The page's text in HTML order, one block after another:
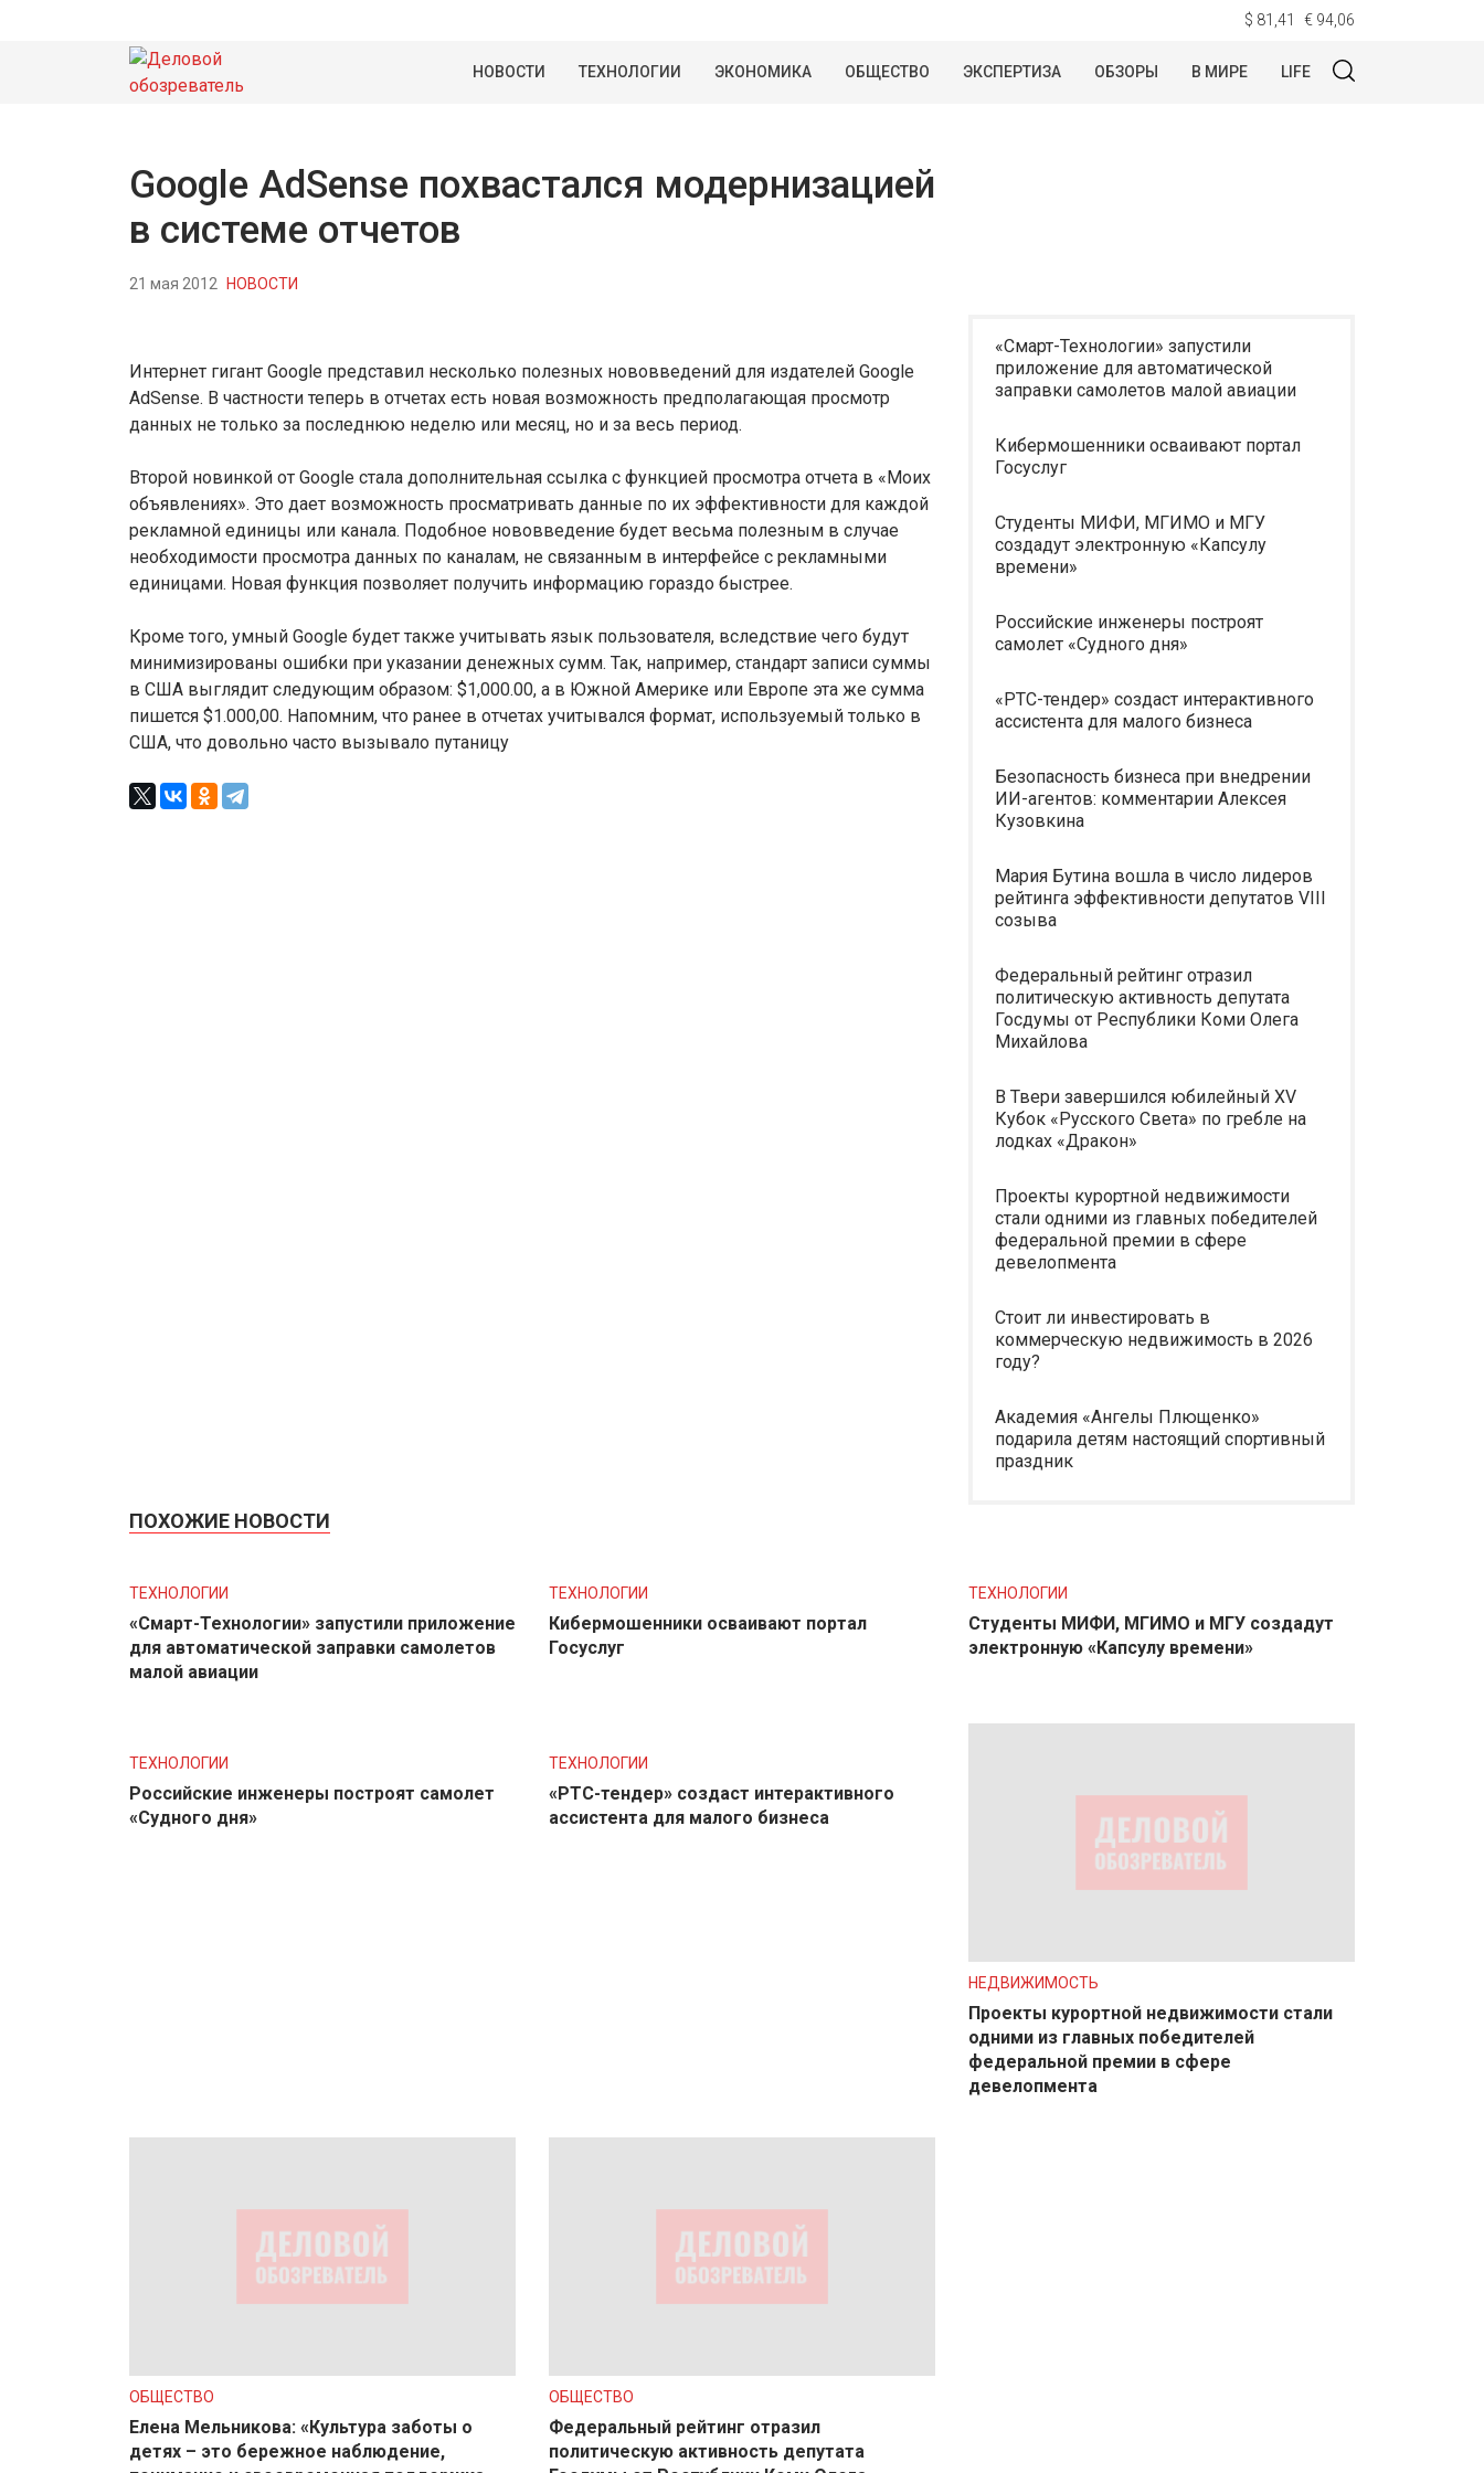
$ 81,41 € 94,06
НОВОСТИ ТЕХНОЛОГИИ ЭКОНОМИКА ОБЩЕСТВО ЭКСПЕРТИЗА ОБЗОРЫ В МИРЕ LIFE
Google AdSense похвастался модернизацией
в системе отчетов
21 мая 2012 НОВОСТИ
Интернет гигант Google представил несколько полезных нововведений для издателей Google
AdSense. В частности теперь в отчетах есть новая возможность предполагающая просмотр
данных не только за последнюю неделю или месяц, но и за весь период.
Второй новинкой от Google стала дополнительная ссылка с функцией просмотра отчета в «Моих
объявлениях». Это дает возможность просматривать данные по их эффективности для каждой
рекламной единицы или канала. Подобное нововведение будет весьма полезным в случае
необходимости просмотра данных по каналам, не связанным в интерфейсе с рекламными
единицами. Новая функция позволяет получить информацию гораздо быстрее.
Кроме того, умный Google будет также учитывать язык пользователя, вследствие чего будут
минимизированы ошибки при указании денежных сумм. Так, например, стандарт записи суммы
в США выглядит следующим образом: $1,000.00, а в Южной Америке или Европе эта же сумма
пишется $1.000,00. Напомним, что ранее в отчетах учитывался формат, используемый только в
США, что довольно часто вызывало путаницу
«Смарт-Технологии» запустили
приложение для автоматической
заправки самолетов малой авиации
Кибермошенники осваивают портал
Госуслуг
Студенты МИФИ, МГИМО и МГУ
создадут электронную «Капсулу
времени»
Российские инженеры построят
самолет «Судного дня»
«РТС-тендер» создаст интерактивного
ассистента для малого бизнеса
Безопасность бизнеса при внедрении
ИИ-агентов: комментарии Алексея
Кузовкина
Мария Бутина вошла в число лидеров
рейтинга эффективности депутатов VIII
созыва
Федеральный рейтинг отразил
политическую активность депутата
Госдумы от Республики Коми Олега
Михайлова
В Твери завершился юбилейный XV
Кубок «Русского Света» по гребле на
лодках «Дракон»
Проекты курортной недвижимости
стали одними из главных победителей
федеральной премии в сфере
девелопмента
Стоит ли инвестировать в
коммерческую недвижимость в 2026
году?
Академия «Ангелы Плющенко»
подарила детям настоящий спортивный
праздник
ПОХОЖИЕ НОВОСТИ
ТЕХНОЛОГИИ
«Смарт-Технологии» запустили приложение
для автоматической заправки самолетов
малой авиации
ТЕХНОЛОГИИ
Кибермошенники осваивают портал
Госуслуг
ТЕХНОЛОГИИ
Студенты МИФИ, МГИМО и МГУ создадут
электронную «Капсулу времени»
ТЕХНОЛОГИИ
Российские инженеры построят самолет
«Судного дня»
ТЕХНОЛОГИИ
«РТС-тендер» создаст интерактивного
ассистента для малого бизнеса
НЕДВИЖИМОСТЬ
Проекты курортной недвижимости стали
одними из главных победителей
федеральной премии в сфере
девелопмента
ОБЩЕСТВО
Елена Мельникова: «Культура заботы о
детях – это бережное наблюдение,
ОБЩЕСТВО
Федеральный рейтинг отразил
политическую активность депутата